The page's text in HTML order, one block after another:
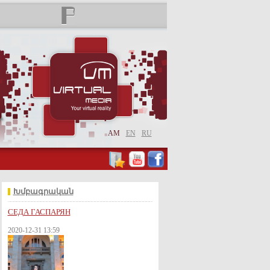
AM EN RU
Խմբագրական
СЕДА ГАСПАРЯН
2020-12-31 13:59